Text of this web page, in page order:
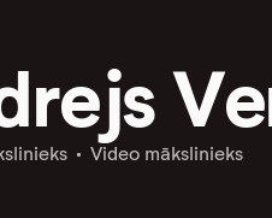
Video mākslinieks